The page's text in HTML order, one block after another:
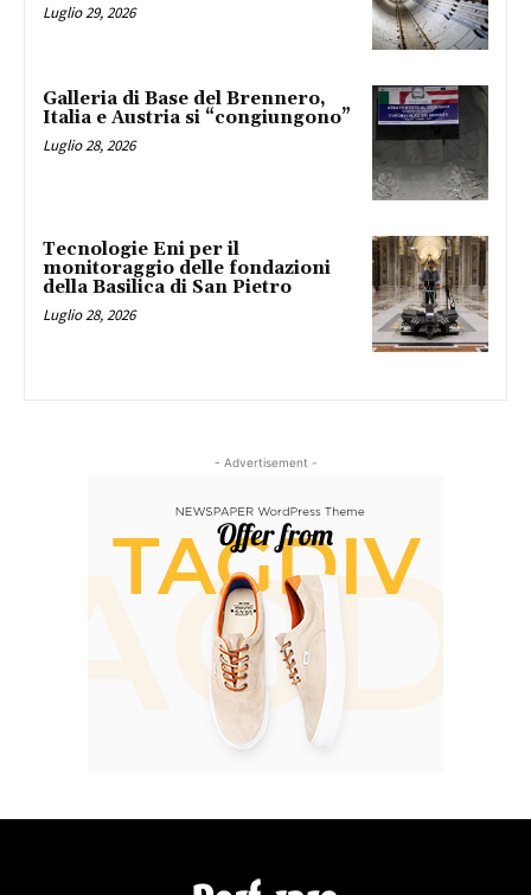
Luglio 29, 2026
Galleria di Base del Brennero,
Italia e Austria si “congiungono”
Luglio 28, 2026
Tecnologie Eni per il
monitoraggio delle fondazioni
della Basilica di San Pietro
Luglio 28, 2026
- Advertisement -